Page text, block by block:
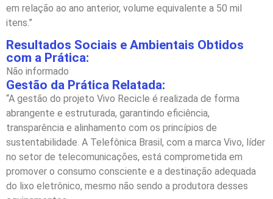
em relação ao ano anterior, volume equivalente a 50 mil
itens.”
Resultados Sociais e Ambientais Obtidos
com a Prática:
Não informado
Gestão da Prática Relatada:
“A gestão do projeto Vivo Recicle é realizada de forma
abrangente e estruturada, garantindo eficiência,
transparência e alinhamento com os princípios de
sustentabilidade. A Telefônica Brasil, com a marca Vivo, líder
no setor de telecomunicações, está comprometida em
promover o consumo consciente e a destinação adequada
do lixo eletrônico, mesmo não sendo a produtora desses